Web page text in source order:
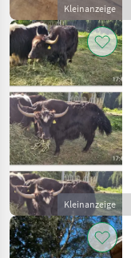
Kleinanzeige
Kleinanzeige